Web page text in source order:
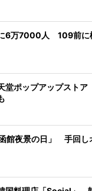
に6万7000人 109前に
堂ポップアップスト
館夜景の日」 手回し